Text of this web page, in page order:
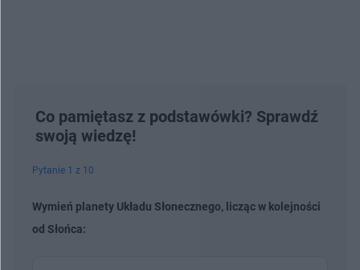
Co pamiętasz z podstawówki? Sprawdź
swoją wiedzę!
Pytanie 1 z 10
Wymień planety Układu Słonecznego, licząc w kolejności
od Słońca: